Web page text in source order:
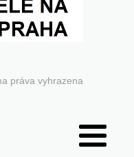
práva vyhrazena